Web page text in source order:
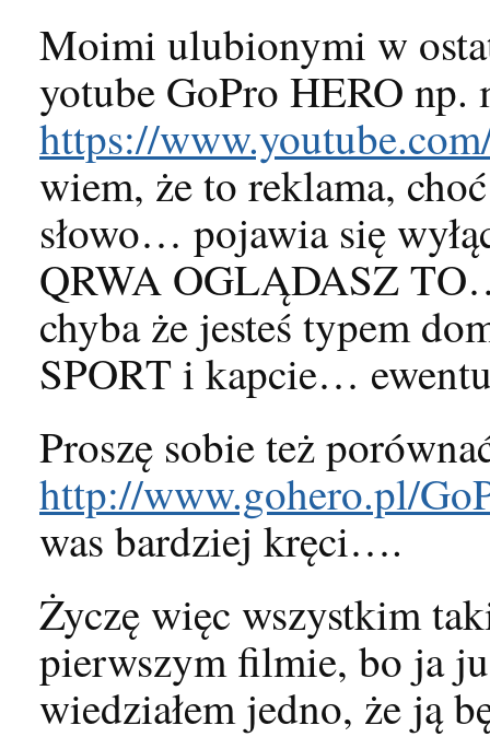
Moimi ulubionymi w
yotube GoPro HERO
https://
wiem, że to reklama,
słowo… pojawia się
QRWA OGLĄDASZ
chyba że jesteś typem
SPORT i kapcie…
Proszę sobie też
http://www.gohero.pl/
was bardziej kręci….
Życzę więc wszystkim
pierwszym filmie, bo ja
wiedziałem jedno, że ją